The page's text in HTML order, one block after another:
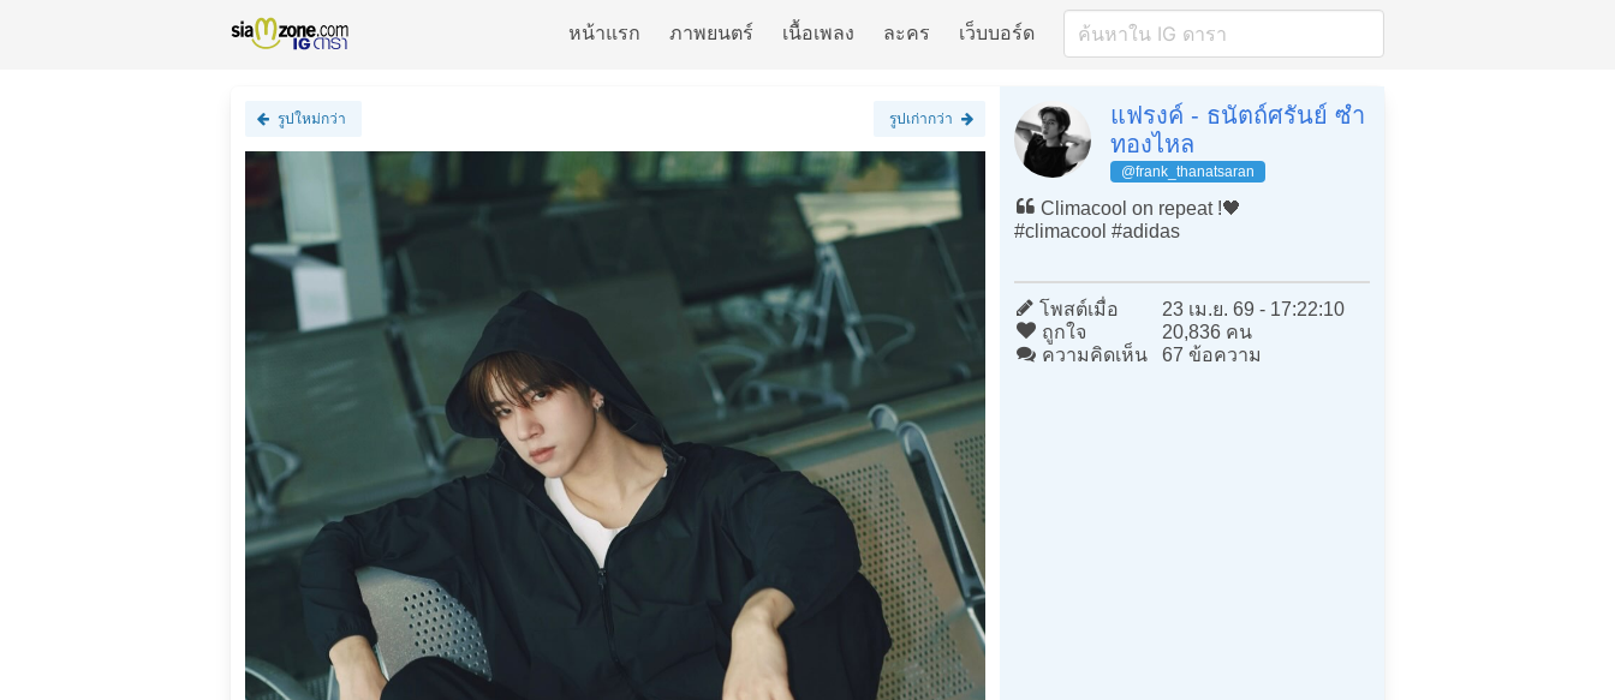
หน้าแรก ภาพยนตร์ เนื้อเพลง ละคร เว็บบอร์ด
รูปใหม่กว่า รูปเก่ากว่า
แฟรงค์ - ธนัตถ์ศรันย์ ซำ
ทองไหล
@frank_thanatsaran
Climacool on repeat !🖤
#climacool #adidas
โพสต์เมื่อ
23 เม.ย. 69 - 17:22:10
ถูกใจ
20,836 คน
ความคิดเห็น
67 ข้อความ